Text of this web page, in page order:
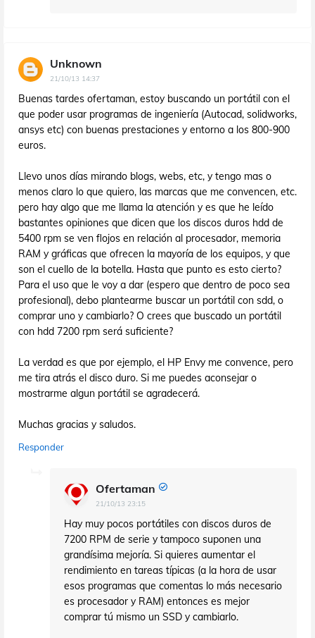
Unknown
21/10/13 14:37
Buenas tardes ofertaman, estoy buscando un portátil con el
que poder usar programas de ingeniería (Autocad, solidworks,
ansys etc) con buenas prestaciones y entorno a los 800-900
euros.
Llevo unos días mirando blogs, webs, etc, y tengo mas o
menos claro lo que quiero, las marcas que me convencen, etc.
pero hay algo que me llama la atención y es que he leído
bastantes opiniones que dicen que los discos duros hdd de
5400 rpm se ven flojos en relación al procesador, memoria
RAM y gráficas que ofrecen la mayoría de los equipos, y que
son el cuello de la botella. Hasta que punto es esto cierto?
Para el uso que le voy a dar (espero que dentro de poco sea
profesional), debo plantearme buscar un portátil con sdd, o
comprar uno y cambiarlo? O crees que buscado un portátil
con hdd 7200 rpm será suficiente?
La verdad es que por ejemplo, el HP Envy me convence, pero
me tira atrás el disco duro. Si me puedes aconsejar o
mostrarme algun portátil se agradecerá.
Muchas gracias y saludos.
Responder
Ofertaman
21/10/13 23:15
Hay muy pocos portátiles con discos duros de
7200 RPM de serie y tampoco suponen una
grandísima mejoría. Si quieres aumentar el
rendimiento en tareas típicas (a la hora de usar
esos programas que comentas lo más necesario
es procesador y RAM) entonces es mejor
comprar tú mismo un SSD y cambiarlo.